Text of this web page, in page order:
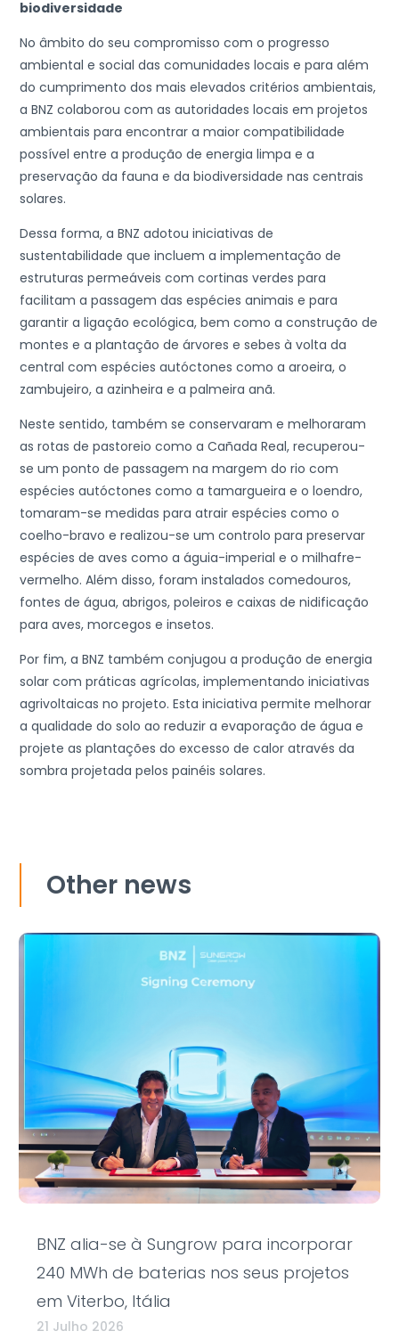
biodiversidade
No âmbito do seu compromisso com o progresso
ambiental e social das comunidades locais e para além
do cumprimento dos mais elevados critérios ambientais,
a BNZ colaborou com as autoridades locais em projetos
ambientais para encontrar a maior compatibilidade
possível entre a produção de energia limpa e a
preservação da fauna e da biodiversidade nas centrais
solares.
Dessa forma, a BNZ adotou iniciativas de
sustentabilidade que incluem a implementação de
estruturas permeáveis com cortinas verdes para
facilitam a passagem das espécies animais e para
garantir a ligação ecológica, bem como a construção de
montes e a plantação de árvores e sebes à volta da
central com espécies autóctones como a aroeira, o
zambujeiro, a azinheira e a palmeira anã.
Neste sentido, também se conservaram e melhoraram
as rotas de pastoreio como a Cañada Real, recuperou-
se um ponto de passagem na margem do rio com
espécies autóctones como a tamargueira e o loendro,
tomaram-se medidas para atrair espécies como o
coelho-bravo e realizou-se um controlo para preservar
espécies de aves como a águia-imperial e o milhafre-
vermelho. Além disso, foram instalados comedouros,
fontes de água, abrigos, poleiros e caixas de nidificação
para aves, morcegos e insetos.
Por fim, a BNZ também conjugou a produção de energia
solar com práticas agrícolas, implementando iniciativas
agrivoltaicas no projeto. Esta iniciativa permite melhorar
a qualidade do solo ao reduzir a evaporação de água e
projete as plantações do excesso de calor através da
sombra projetada pelos painéis solares.
Other news
BNZ alia-se à Sungrow para incorporar
240 MWh de baterias nos seus projetos
em Viterbo, Itália
21 Julho 2026